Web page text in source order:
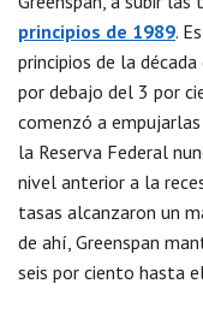
principios de 1989.
principios de la
por debajo del 3 por
comenzó a
la Reserva Federal
nivel anterior a la
tasas alcanzaron un
de ahí, Greenspan
seis por ciento hasta